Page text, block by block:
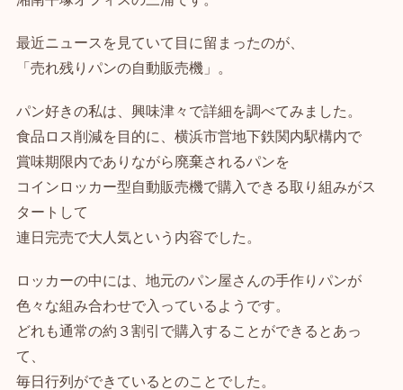
最近ニュースを見ていて目に留まったのが、
「売れ残りパンの自動販売機」。
パン好きの私は、興味津々で詳細を調べてみました。
食品ロス削減を目的に、横浜市営地下鉄関内駅構内で
賞味期限内でありながら廃棄されるパンを
コインロッカー型自動販売機で購入できる取り組みがス
タートして
連日完売で大人気という内容でした。
ロッカーの中には、地元のパン屋さんの手作りパンが
色々な組み合わせで入っているようです。
どれも通常の約３割引で購入することができるとあっ
て、
毎日行列ができているとのことでした。